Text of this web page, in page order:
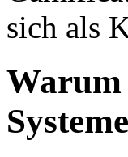
sich als
Warum